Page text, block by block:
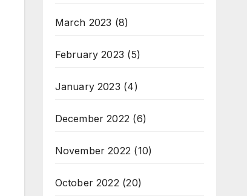
March 2023 (8)
February 2023 (5)
January 2023 (4)
December 2022 (6)
November 2022 (10)
October 2022(20)